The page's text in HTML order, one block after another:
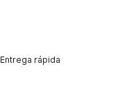
Entrega rápida